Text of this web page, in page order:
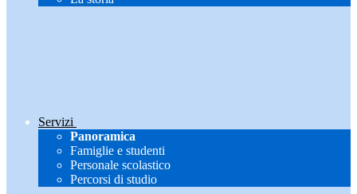
Servizi
Panoramica
Famiglie e studenti
Personale scolastico
Percorsi di studio